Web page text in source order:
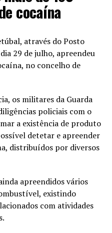
cocaína
através do Posto
29 de julho, apreendeu
no concelho de
os militares da Guarda
policiais com o
a existência de produto
detetar e apreender
distribuídos por diversos
apreendidos vários
existindo
com atividades